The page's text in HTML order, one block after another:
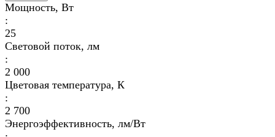
Мощность, Вт
:
25
Световой поток, лм
:
2 000
Цветовая температура, К
:
2 700
Энергоэффективность, лм/Вт